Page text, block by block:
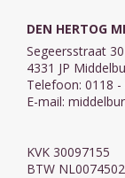
DEN HERTOG
Segeersstraat 30
4331 JP
Telefoon: 0118 -
E-mail:
KVK 30097155
BTW